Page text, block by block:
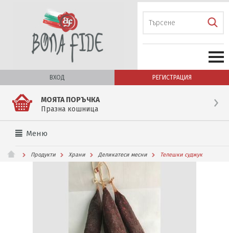
ВХОД РЕГИСТРАЦИЯ
МОЯТА ПОРЪЧКА
Празна кошница
Меню
Продукти Храни Деликатеси месни Телешки суджук